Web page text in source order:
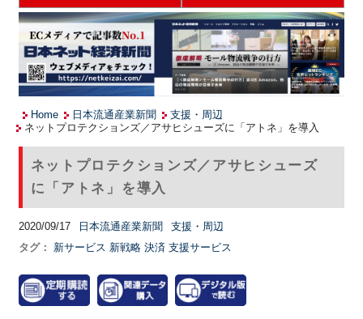
Home 日本流通産業新聞
支援・周辺
ネットプロテクションズ／アサヒシューズに「アトネ」を導入
ネットプロテクションズ／アサヒシューズ
に「アトネ」を導入
2020/09/17 日本流通産業新聞
支援・周辺
タグ：
新サービス 新戦略 決済 支援サービス